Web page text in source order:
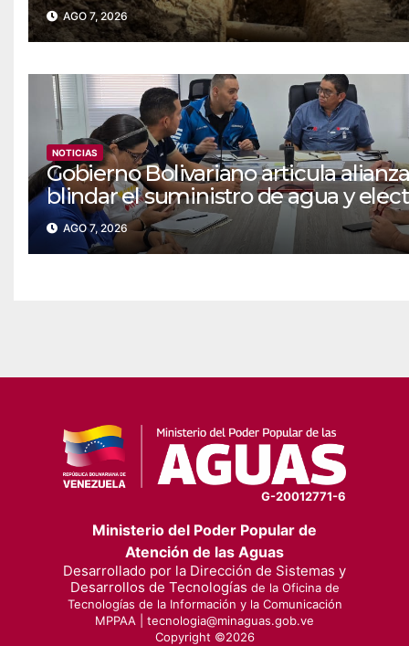
AGO 7, 2026
NOTICIAS
Gobierno Bolivariano articula
blindar el suministro de agua y
en Falcón
AGO 7, 2026
G-20012771-6
Ministerio del Poder Popular de
Atención de las Aguas
Desarrollado por la Dirección de Sistemas y
Desarrollos de Tecnologías de la Oficina de
Tecnologías de la Información y la Comunicación
MPPAA | tecnologia@minaguas.gob.ve
Copyright ©2026